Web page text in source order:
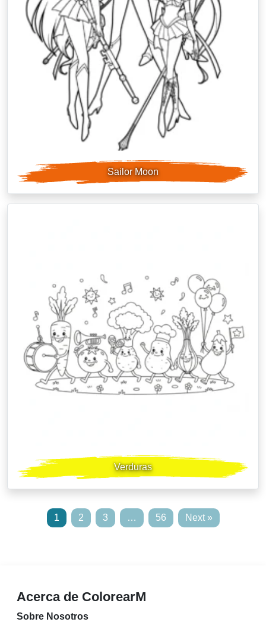
Sailor Moon
Verduras
1 2 3 … 56 Next »
Acerca de ColorearM
Sobre Nosotros